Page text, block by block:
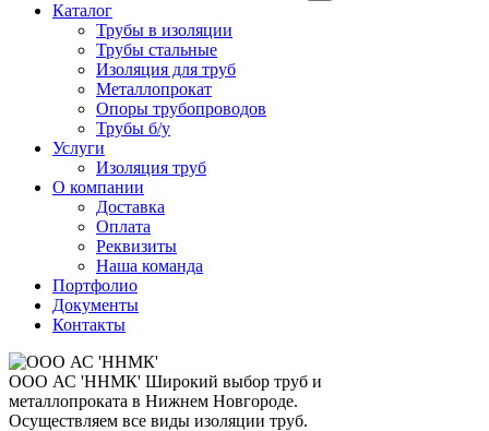
Каталог
Трубы в изоляции
Трубы стальные
Изоляция для труб
Металлопрокат
Опоры трубопроводов
Трубы б/у
Услуги
Изоляция труб
О компании
Доставка
Оплата
Реквизиты
Наша команда
Портфолио
Документы
Контакты
ООО АС 'ННМК' Широкий выбор труб и
металлопроката в Нижнем Новгороде.
Осуществляем все виды изоляции труб.